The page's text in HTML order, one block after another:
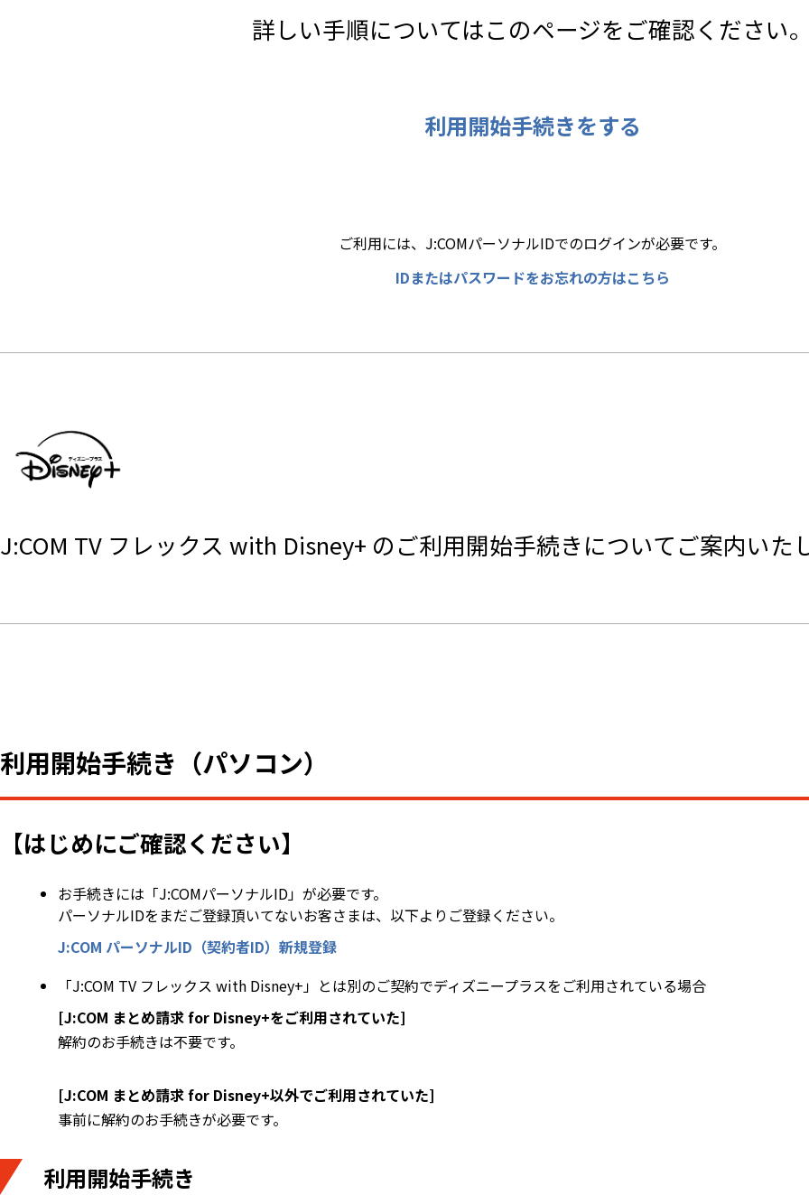
詳しい手順についてはこのページをご確認ください
利用開始手続きをする
ご利用には、J:COMパーソナルIDでのログインが必要です。
IDまたはパスワードをお忘れの方はこちら
J:COM TV フレックス with Disney+ のご利用開始手続きについてご案内いた
利用開始手続き（パソコン）
【はじめにご確認ください】
お手続きには「J:COMパーソナルID」が必要です。
パーソナルIDをまだご登録頂いてないお客さまは、以下よりご登録ください。
J:COM パーソナルID（契約者ID）新規登録
「J:COM TV フレックス with Disney+」とは別のご契約でディズニープラスをご利用されている場合
[J:COM まとめ請求 for Disney+をご利用されていた]
解約のお手続きは不要です。
[J:COM まとめ請求 for Disney+以外でご利用されていた]
事前に解約のお手続きが必要です。
利用開始手続き